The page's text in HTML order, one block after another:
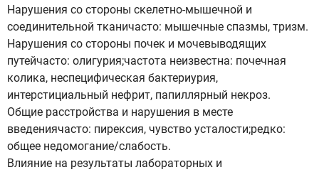
Нарушения со стороны скелетно-мышечной и
соединительной тканичасто: мышечные спазмы, тризм.
Нарушения со стороны почек и мочевыводящих
путейчасто: олигурия;частота неизвестна: почечная
колика, неспецифическая бактериурия,
интерстициальный нефрит, папиллярный некроз.
Общие расстройства и нарушения в месте
введениячасто: пирексия, чувство усталости;редко:
общее недомогание/слабость.
Влияние на результаты лабораторных и